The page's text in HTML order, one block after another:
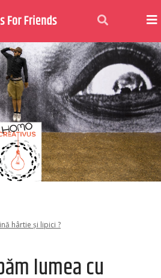
hârtie și lipici ?
lumea cu